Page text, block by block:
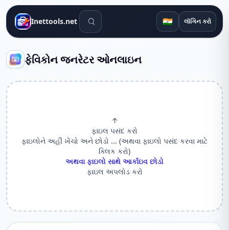
Inettools.net શોધ સાધનો 🇮🇳 લૉગિન કરો
ફેવિકોન જનરેટર ઓનલાઇન
↑
ફાઇલ પસંદ કરો
ફાઇલોને અહીં ખેંચો અને છોડો ... (અથવા ફાઇલો પસંદ કરવા માટે
ક્લિક કરો)
અથવા ફાઇલો સાથે આર્કાઇવ છોડો
ફાઇલ અપલોડ કરો